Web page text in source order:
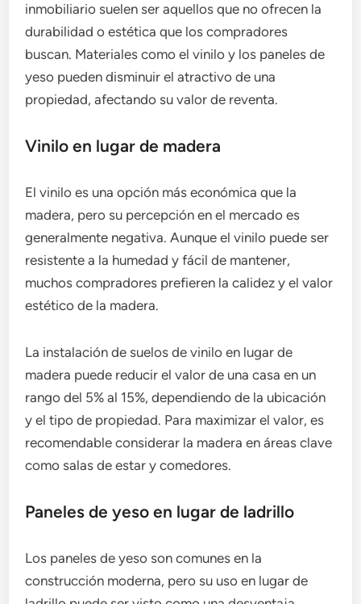
inmobiliario suelen ser aquellos que no ofrecen la
durabilidad o estética que los compradores
buscan. Materiales como el vinilo y los paneles de
yeso pueden disminuir el atractivo de una
propiedad, afectando su valor de reventa.
Vinilo en lugar de madera
El vinilo es una opción más económica que la
madera, pero su percepción en el mercado es
generalmente negativa. Aunque el vinilo puede ser
resistente a la humedad y fácil de mantener,
muchos compradores prefieren la calidez y el valor
estético de la madera.
La instalación de suelos de vinilo en lugar de
madera puede reducir el valor de una casa en un
rango del 5% al 15%, dependiendo de la ubicación
y el tipo de propiedad. Para maximizar el valor, es
recomendable considerar la madera en áreas clave
como salas de estar y comedores.
Paneles de yeso en lugar de ladrillo
Los paneles de yeso son comunes en la
construcción moderna, pero su uso en lugar de